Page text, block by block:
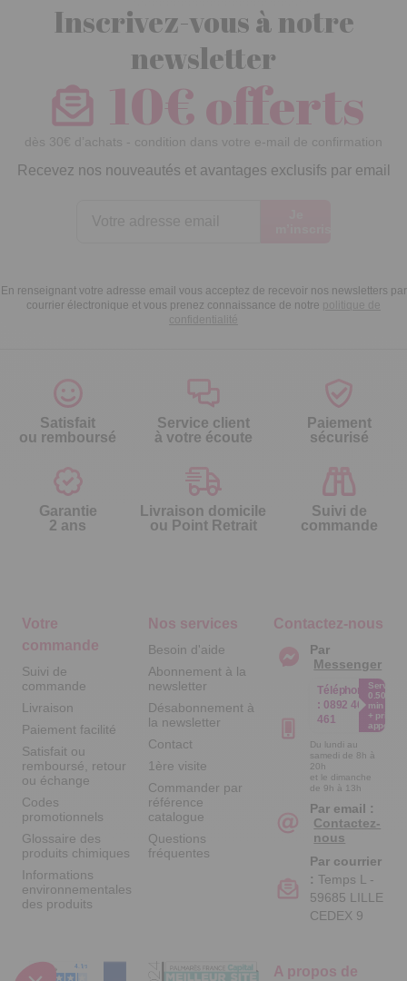
Inscrivez-vous à notre
newsletter
10€ offerts
dès 30€ d’achats - condition dans votre e-mail de confirmation
Recevez nos nouveautés et avantages exclusifs par email
En renseignant votre adresse email vous acceptez de recevoir nos newsletters par
courrier électronique et vous prenez connaissance de notre politique de
confidentialité
Satisfait
ou remboursé
Service client
à votre écoute
Paiement
sécurisé
Garantie
2 ans
Livraison domicile
ou Point Retrait
Suivi de
commande
Votre
commande
Suivi de
commande
Livraison
Paiement facilité
Satisfait ou
remboursé, retour
ou échange
Codes
promotionnels
Glossaire des
produits chimiques
Informations
environnementales
des produits
Nos services
Besoin d'aide
Abonnement à la
newsletter
Désabonnement à
la newsletter
Contact
1ère visite
Commander par
référence
catalogue
Questions
fréquentes
A propos de
Contactez-nous
Par
Messenger
Téléphone
: 0892 461
461
Service
0.50€ /
min
+ prix
appel
Du lundi au
samedi de 8h à
20h
et le dimanche
de 9h à 13h
Par email :
Contactez-
nous
Par courrier
: Temps L -
59685 LILLE
CEDEX 9